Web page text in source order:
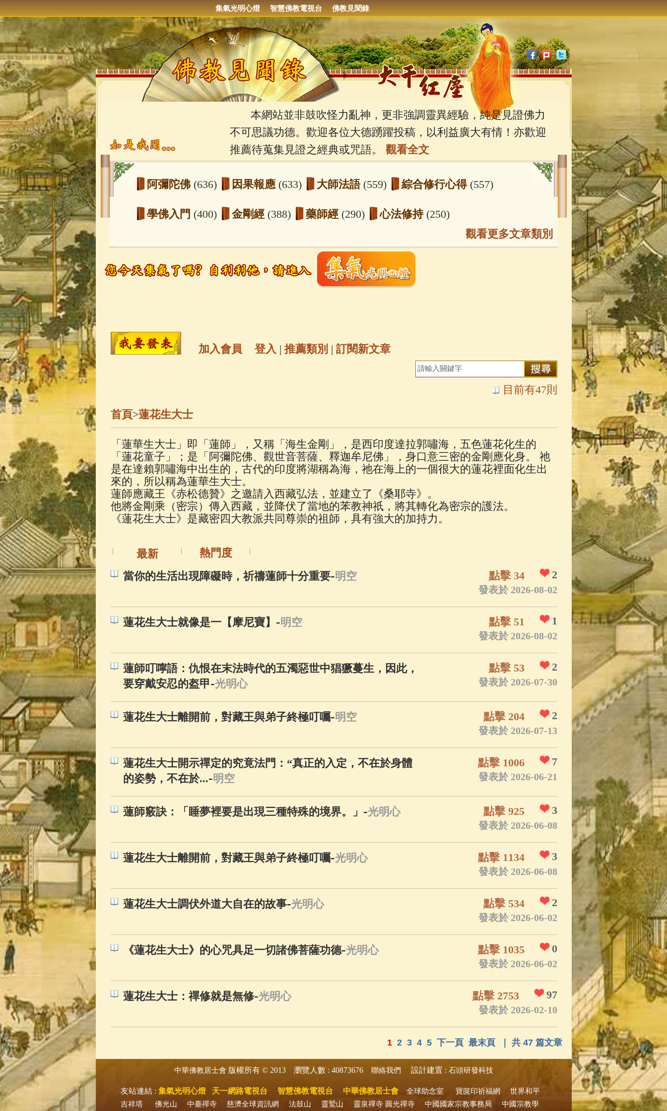
集氣光明心燈 智慧佛教電視台 佛教見聞錄
本網站並非鼓吹怪力亂神，更非強調靈異經驗，純是見證佛力
不可思議功德。歡迎各位大德踴躍投稿，以利益廣大有情！亦歡迎
推薦待蒐集見證之經典或咒語。 觀看全文
阿彌陀佛 (636) 因果報應 (633) 大師法語 (559) 綜合修行心得 (557)
學佛入門 (400) 金剛經 (388) 藥師經 (290) 心法修持 (250)
玉曆寶鈔(236) 地藏經(225) 臨終助念(190) 文殊菩薩(165)
觀世音菩薩 (147) 聖救度佛母(綠度母)(144) 動物念佛往生
金山活佛
六字大明咒(81) 大悲咒(72)
善財童子五十三參
佛典故事(37) 佛說療痔(腫瘤)病經(27) 助念機 App(3)
觀看更多文章類別
加入會員 登入 | 推薦類別 | 訂閱新文章
目前有47則
首頁>蓮花生大士
「蓮華生大士」即「蓮師」，又稱「海生金剛」，是西印度達拉郭嘯海，五色蓮花化生的
「蓮花童子」；是「阿彌陀佛、觀世音菩薩、釋迦牟尼佛」，身口意三密的金剛應化身。 祂
是在達賴郭嘯海中出生的，古代的印度將湖稱為海，祂在海上的一個很大的蓮花裡面化生出
來的，所以稱為蓮華生大士。
蓮師應藏王《赤松德贊》之邀請入西藏弘法，並建立了《桑耶寺》。
他將金剛乘（密宗）傳入西藏，並降伏了當地的苯教神祇，將其轉化為密宗的護法。
《蓮花生大士》是藏密四大教派共同尊崇的祖師，具有強大的加持力。
最新
熱門度
當你的生活出現障礙時，祈禱蓮師十分重要-明空 2
點擊 34
發表於 2026-08-02
蓮花生大士就像是一【摩尼寶】 -明空 1
點擊 51
發表於 2026-08-02
蓮師叮嚀語：仇恨在末法時代的五濁惡世中猖獗蔓生，因此，
要穿戴安忍的盔甲-光明心
2
點擊 53
發表於 2026-07-30
蓮花生大士離開前，對藏王與弟子終極叮囑-明空 2
點擊 204
發表於 2026-07-13
蓮花生大士開示禪定的究竟法門：“真正的入定，不在於身體
的姿勢，不在於...-明空
7
點擊 1006
發表於 2026-06-21
蓮師竅訣：「睡夢裡要是出現三種特殊的境界。」 -光明心 3
點擊 925
發表於 2026-06-08
蓮花生大士離開前，對藏王與弟子終極叮囑-光明心 3
點擊 1134
發表於 2026-06-08
蓮花生大士調伏外道大自在的故事-光明心 2
點擊 534
發表於 2026-06-02
《蓮花生大士》的心咒具足一切諸佛菩薩功德-光明心 0
點擊 1035
發表於 2026-06-02
蓮花生大士：禪修就是無修-光明心 97
點擊 2753
發表於 2026-02-10
1 2 3 4 5 下一頁 最末頁 ｜ 共 47 篇文章
中華佛教居士會 版權所有 © 2013 瀏覽人數 : 40873676 聯絡我們 設計建置 : 石頭研發科技
友站連結 : 集氣光明心燈 天一網路電視台 智慧佛教電視台 中華佛教居士會 全球助念室 寶篋印祈福網
世界和平
吉祥塔
佛光山 中臺禪寺 慈濟全球資訊網 法鼓山 靈鷲山 靈泉禪寺 圓光禪寺 中國國家宗教事務局 中國宗教學